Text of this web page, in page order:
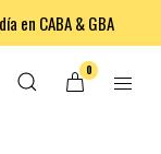
en CABA & GBA
0